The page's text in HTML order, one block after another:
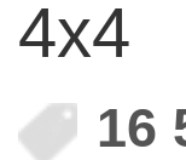
4x4
16